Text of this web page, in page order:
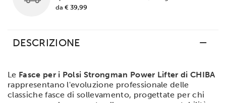
da € 39,99
DESCRIZIONE
Le Fasce per i Polsi Strongman Power Lifter di CHIBA
rappresentano l'evoluzione professionale delle
classiche fasce di sollevamento, progettate per chi